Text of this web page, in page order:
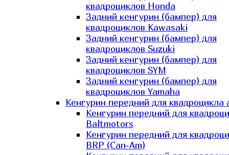
квадроциклов Honda
Задний кенгурин (бампер) для
квадроциклов Kawasaki
Задний кенгурин (бампер) для
квадроциклов Suzuki
Задний кенгурин (бампер) для
квадроциклов SYM
Задний кенгурин (бампер) для
квадроциклов Yamaha
Кенгурин передний для квадроцикла
Кенгурин передний для
Baltmotors
Кенгурин передний для
BRP (Can-Am)